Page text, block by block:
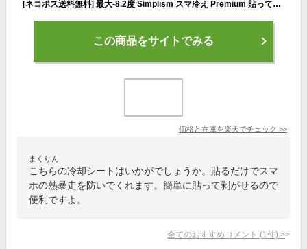
[ネコポス送料無料] 最大-8.2度 Simplism スマ冷え Premium 貼って剥がせるスマートフォン冷却シート 蓄熱1.5倍 シンプリズム トリニティ Trinity プレミアム スマホ 冷却 シート スマホ冷却 スマホ 冷却シート ゲーム 熱暴走対策 夏 暑さ対策 iPhone Android
この商品をサイトでみる
価格と在庫を楽天でチェック >>
まくりん
こちらの冷却シートはいかがでしょうか。貼るだけでスマ
ホの熱暴走を防いでくれます。簡単に貼って剥がせるので
便利ですよ。
全てのおすすめコメント (1 件) >